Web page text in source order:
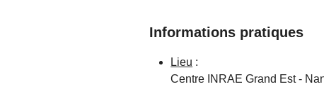
Informations pratiques
Lieu :
Centre INRAE Grand Est -